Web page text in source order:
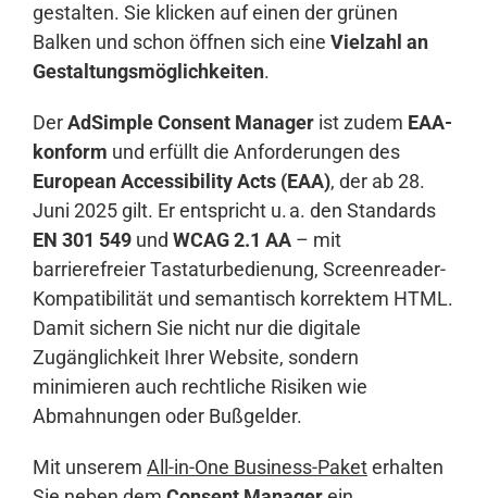
gestalten. Sie klicken auf einen der grünen
Balken und schon öffnen sich eine Vielzahl an
Gestaltungsmöglichkeiten.
DerAdSimple Consent Manager ist zudem EAA-
konform und erfüllt die Anforderungen des
European Accessibility Acts (EAA), der ab 28.
Juni 2025 gilt. Er entspricht u. a. den Standards
EN 301 549 und WCAG 2.1 AA – mit
barrierefreier Tastaturbedienung, Screenreader-
Kompatibilität und semantisch korrektem HTML.
Damit sichern Sie nicht nur die digitale
Zugänglichkeit Ihrer Website, sondern
minimieren auch rechtliche Risiken wie
Abmahnungen oder Bußgelder.
Mit unserem All-in-One Business-Paketerhalten